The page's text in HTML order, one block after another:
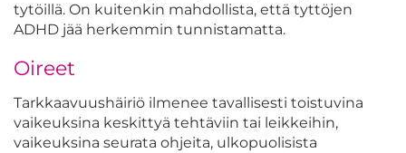
tytöillä. On kuitenkin mahdollista, että tyttöjen
ADHD jää herkemmin tunnistamatta.
Oireet
Tarkkaavuushäiriö ilmenee tavallisesti toistuvina
vaikeuksina keskittyä tehtäviin tai leikkeihin,
vaikeuksina seurata ohjeita, ulkopuolisista